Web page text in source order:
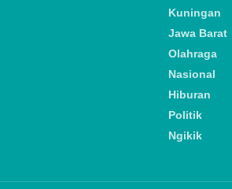
Kuningan
Jawa Barat
Olahraga
Nasional
Hiburan
Politik
Ngikik